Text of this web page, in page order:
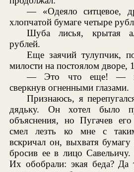
— «Одеяло ситцевое,
хлопчатой бумаге четыре
Шуба лисья, крытая
рублей.
Еще заячий тулупчик,
милости на постоялом дворе,
— Это что еще! —
сверкнув огненными глазами.
Признаюсь, я
дядьку. Он хотел было
объяснения, но Пугачев
смел лезть ко мне с
вскричал он, выхватя
бросив ее в лицо
Их обобрали: экая беда?